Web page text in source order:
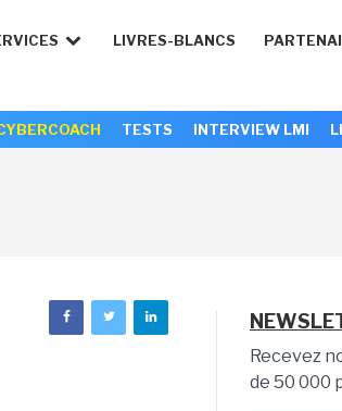
LIVRES-BLANCS
TESTS INTERVIEW LMI
Recevez
de 50 000